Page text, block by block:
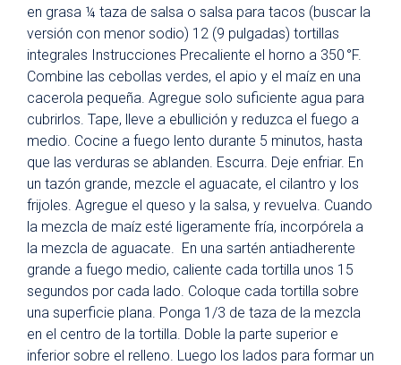
en grasa ¼ taza de salsa o salsa para tacos (buscar la
versión con menor sodio) 12 (9 pulgadas) tortillas
integrales Instrucciones Precaliente el horno a 350 °F.
Combine las cebollas verdes, el apio y el maíz en una
cacerola pequeña. Agregue solo suficiente agua para
cubrirlos. Tape, lleve a ebullición y reduzca el fuego a
medio. Cocine a fuego lento durante 5 minutos, hasta
que las verduras se ablanden. Escurra. Deje enfriar. En
un tazón grande, mezcle el aguacate, el cilantro y los
frijoles. Agregue el queso y la salsa, y revuelva. Cuando
la mezcla de maíz esté ligeramente fría, incorpórela a
la mezcla de aguacate. En una sartén antiadherente
grande a fuego medio, caliente cada tortilla unos 15
segundos por cada lado. Coloque cada tortilla sobre
una superficie plana. Ponga 1/3 de taza de la mezcla
en el centro de la tortilla. Doble la parte superior e
inferior sobre el relleno. Luego los lados para formar un